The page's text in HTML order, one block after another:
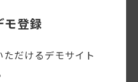
モ登録
だけるデモサイト